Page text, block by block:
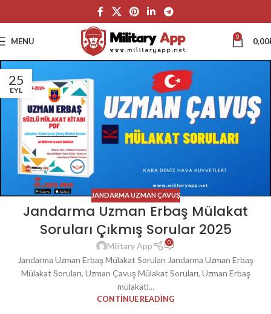
MENU 0 0,00
25
EYL
JANDARMA UZMAN ÇAVUŞ
Jandarma Uzman Erbaş Mülakat
Soruları Çıkmış Sorular 2025
Military App 0
Jandarma Uzman Erbaş Mülakat Soruları Jandarma Uzman Erbaş
Mülakat Soruları, Uzman Çavuş Mülakat Soruları, Uzman Erbaş
mülakatl...
CONTINUE READING